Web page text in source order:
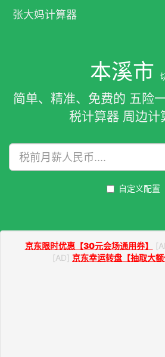
张大妈计算器
本溪市
简单、精准、免费的 五险
税计算器 周边计
自定义配置
京东限时优惠【30元会场通用券】
[AD] 京东幸运转盘【抽取大额